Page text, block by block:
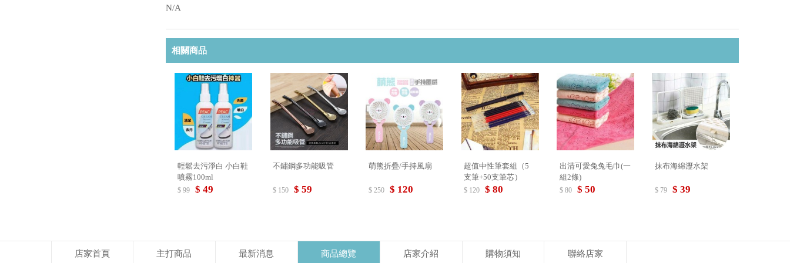
N/A
相關商品
輕鬆去污淨白 小白鞋
噴霧100ml
$ 99 $ 49
不鏽鋼多功能吸管
$ 150 $ 59
萌熊折疊/手持風扇
$ 250 $ 120
超值中性筆套組（5
支筆+50支筆芯）
$ 120 $ 80
出清可愛兔兔毛巾(一
組2條)
$ 80 $ 50
抹布海綿瀝水架
$ 79 $ 39
店家首頁 主打商品 最新消息 商品總覽 店家介紹 購物須知 聯絡店家